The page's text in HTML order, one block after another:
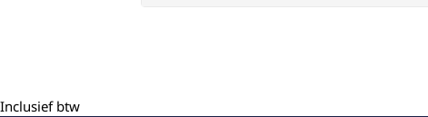
Inclusief btw